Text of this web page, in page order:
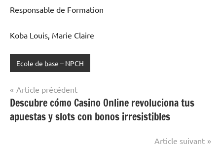
Responsable de Formation
Koba Louis, Marie Claire
Ecole de base – NPCH
Navigation
de
l’article
Article précédent
Descubre cómo Casino Online revoluciona tus
apuestas y slots con bonos irresistibles
Article suivant